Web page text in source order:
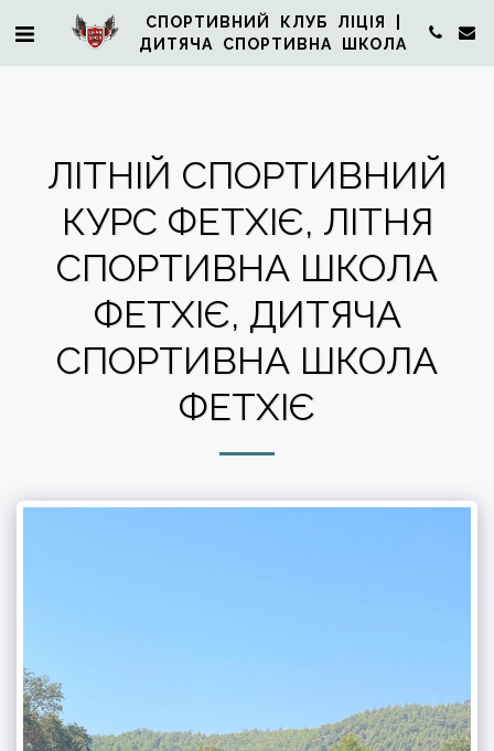
СПОРТИВНИЙ КЛУБ ЛІЦІЯ |
ДИТЯЧА СПОРТИВНА ШКОЛА
ЛІТНІЙ СПОРТИВНИЙ
КУРС ФЕТХІЄ, ЛІТНЯ
СПОРТИВНА ШКОЛА
ФЕТХІЄ, ДИТЯЧА
СПОРТИВНА ШКОЛА
ФЕТХІЄ